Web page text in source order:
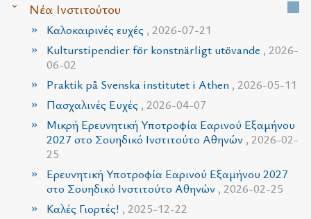
Νέα Ινστιτούτου
Καλοκαιρινές ευχές , 2026-07-21
Kulturstipendier för konstnärligt utövande , 2026-
06-02
Praktik på Svenska institutet i Athen , 2026-05-11
Πασχαλινές Ευχές , 2026-04-07
Μικρή Ερευνητική Υποτροφία Εαρινού Εξαμήνου
2027 στο Σουηδικό Ινστιτούτο Αθηνών , 2026-02-
25
Ερευνητική Υποτροφία Εαρινού Εξαμήνου 2027
στο Σουηδικό Ινστιτούτο Αθηνών , 2026-02-25
Καλές Γιορτές! , 2025-12-22